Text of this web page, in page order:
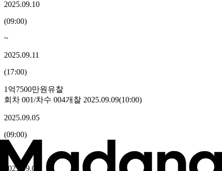
2025.09.10
(09:00)
~
2025.09.11
(17:00)
1억7500만원 유찰
회차 001/차수 004개찰 2025.09.09(10:00)
2025.09.05
(09:00)
2025.09.08